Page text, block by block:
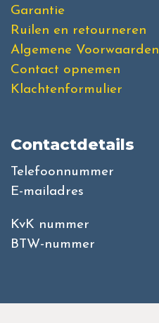
Garantie
Ruilen en retourneren
Algemene Voorwaarden
Contact opnemen
Klachtenformulier
Contactdetails
Telefoonnummer
E-mailadres
KvK nummer
BTW-nummer